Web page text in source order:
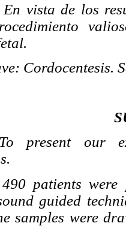
vista de los
Cordocentesis.
present our
patients were
guided
samples were